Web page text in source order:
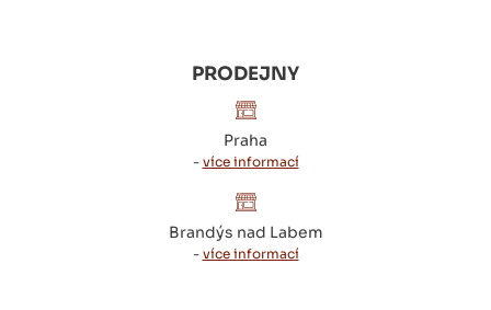
PRODEJNY
Praha
- více informací
Brandýs nad Labem
- více informací